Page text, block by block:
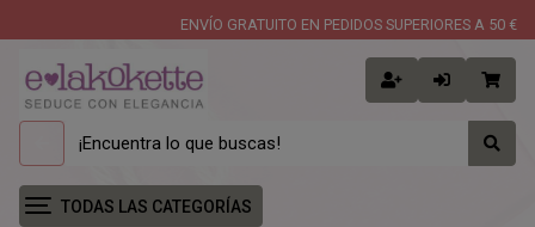
ENVÍO GRATUITO EN PEDIDOS SUPERIORES A 50 €
TODAS LAS CATEGORÍAS